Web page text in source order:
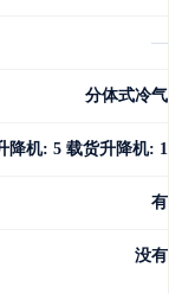
—
分体式冷气
降机: 5 载货升降机: 1
有
没有